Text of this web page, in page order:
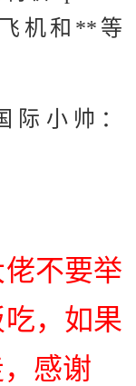
机和**等
小帅：
不要举
，如果
感谢